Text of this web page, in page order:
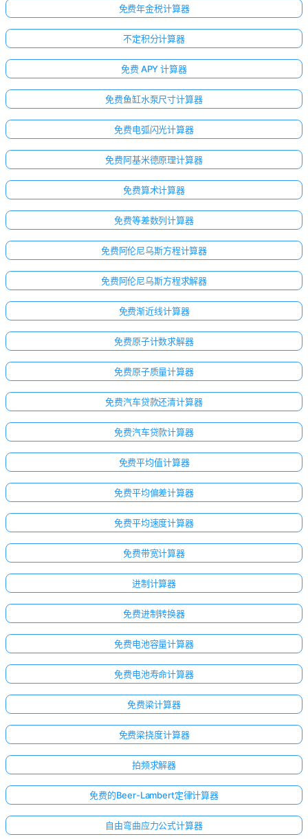
免费年金税计算器
不定积分计算器
免费 APY 计算器
免费鱼缸水泵尺寸计算器
免费电弧闪光计算器
免费阿基米德原理计算器
免费算术计算器
免费等差数列计算器
免费阿伦尼乌斯方程计算器
免费阿伦尼乌斯方程求解器
免费渐近线计算器
免费原子计数求解器
免费原子质量计算器
免费汽车贷款还清计算器
免费汽车贷款计算器
免费平均值计算器
免费平均偏差计算器
免费平均速度计算器
免费带宽计算器
进制计算器
免费进制转换器
免费电池容量计算器
免费电池寿命计算器
免费梁计算器
免费梁挠度计算器
拍频求解器
免费的Beer-Lambert定律计算器
自由弯曲应力公式计算器